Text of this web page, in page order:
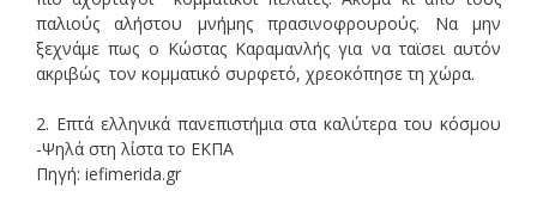
παλιούς αλήστου μνήμης πρασινοφρουρούς. Να μην
ξεχνάμε πως ο Κώστας Καραμανλής για να ταϊσει αυτόν
ακριβώς τον κομματικό συρφετό, χρεοκόπησε τη χώρα.
2. Επτά ελληνικά πανεπιστήμια στα καλύτερα του κόσμου
-Ψηλά στη λίστα το ΕΚΠΑ
Πηγή: iefimerida.gr